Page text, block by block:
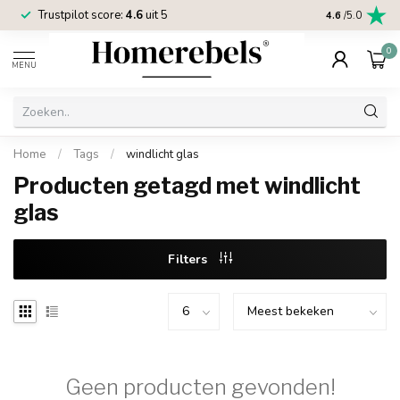
Trustpilot score: 4.6uit 5 2 jaar
4.6 /5.0
MENU
0
Home / Tags / windlicht glas
Producten getagd met windlicht
glas
Filters
Geen producten gevonden!